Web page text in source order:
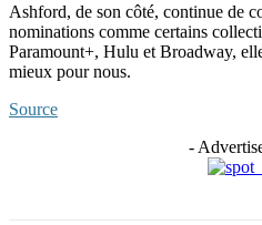
Ashford, de son côté, continue de
nominations comme certains
Paramount+, Hulu et Broadway,
mieux pour nous.
Source
-